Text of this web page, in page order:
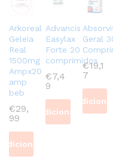
Arkoreal
Geleia
Real
1500mg
Ampx20
amp
beb
€29,
99
Adicionar
Advancis
Easylax
Forte 20
comprimidos
€7,4
9
Adicionar
Geral
€19,1
7
Adicionar